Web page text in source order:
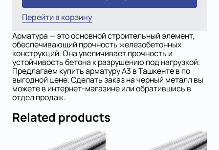
Перейти в корзину
Арматура — это основной строительный элемент,
обеспечивающий прочность железобетонных
конструкций. Она увеличивает прочность и
устойчивость бетона к разрушению под нагрузкой.
Предлагаем купить арматуру A3 в Ташкенте в по
выгодной цене. Сделать заказ на черный металл вы
можете в интернет-магазине или обратившись в
отдел продаж.
Related products